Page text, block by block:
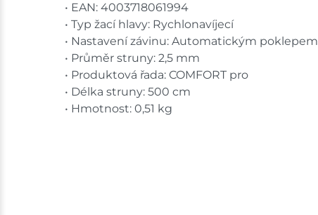
• EAN: 4003718061994
• Typ žací hlavy: Rychlonavíjecí
• Nastavení závinu: Automatickým poklepem
• Průměr struny: 2,5 mm
• Produktová řada: COMFORT pro
• Délka struny: 500 cm
• Hmotnost: 0,51 kg